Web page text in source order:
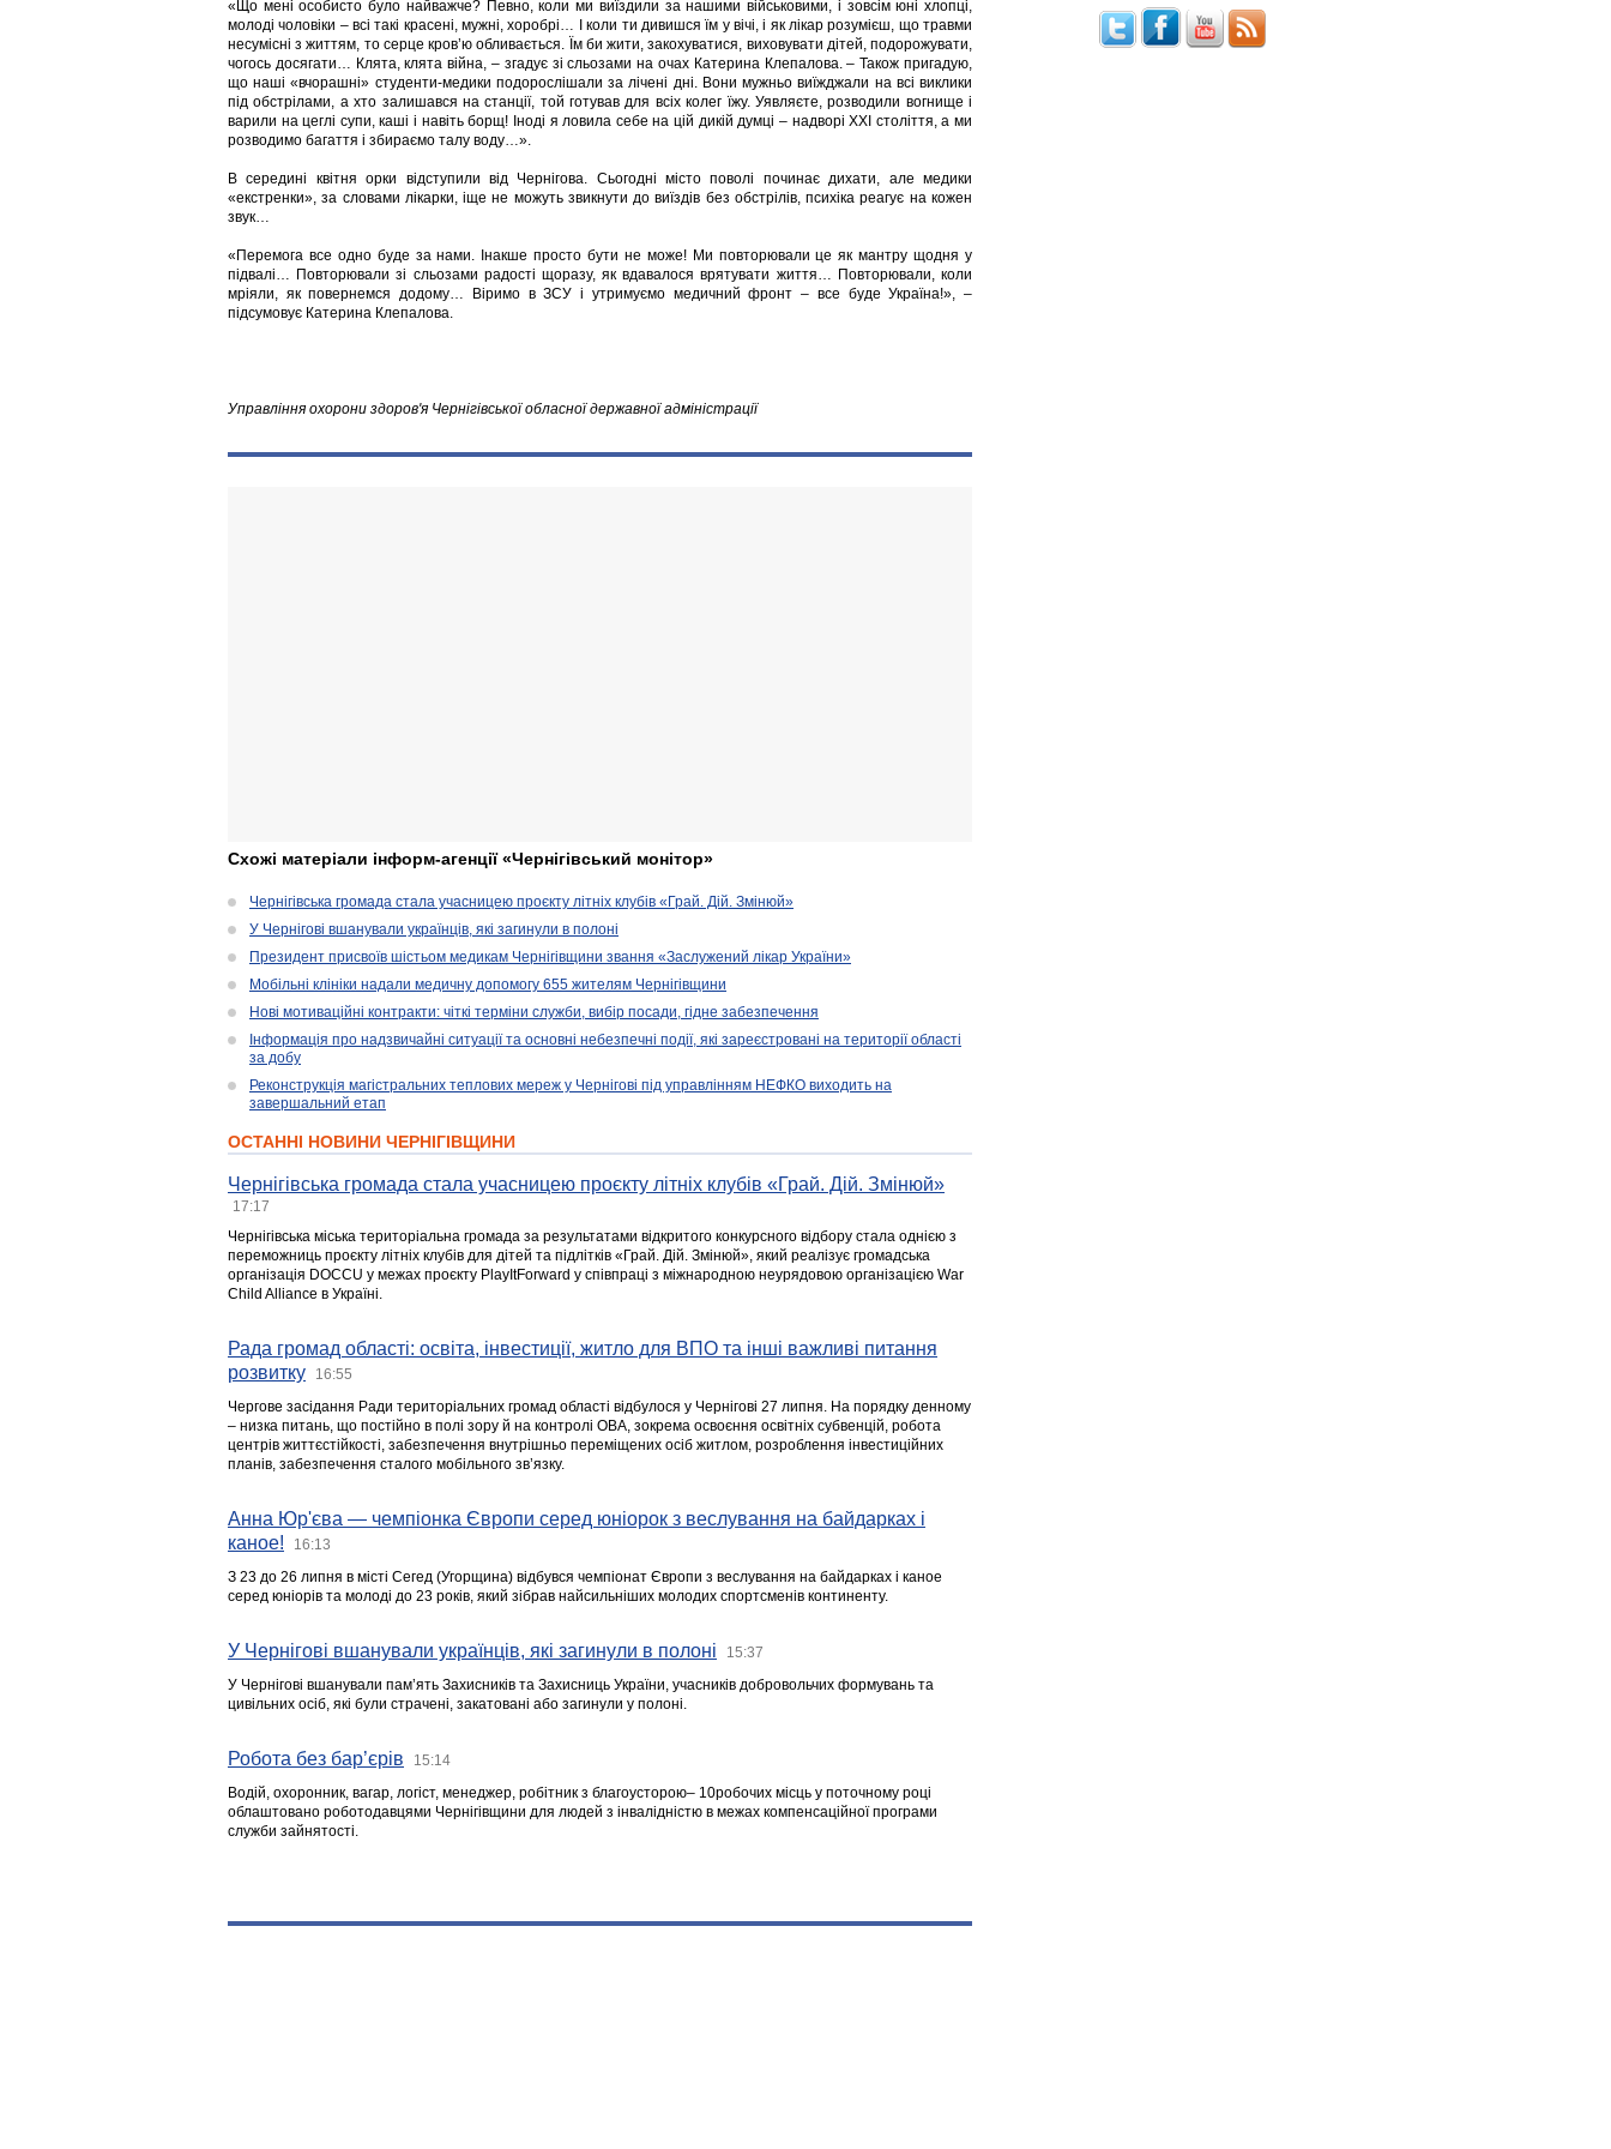
«Що мені особисто було найважче? Певно, коли ми виїздили за нашими військовими, і зовсім юні хлопці,
молоді чоловіки – всі такі красені, мужні, хоробрі… І коли ти дивишся їм у вічі, і як лікар розумієш, що травми
несумісні з життям, то серце кров’ю обливається. Їм би жити, закохуватися, виховувати дітей, подорожувати,
чогось досягати… Клята, клята війна, – згадує зі сльозами на очах Катерина Клепалова. – Також пригадую,
що наші «вчорашні» студенти-медики подорослішали за лічені дні. Вони мужньо виїжджали на всі виклики
під обстрілами, а хто залишався на станції, той готував для всіх колег їжу. Уявляєте, розводили вогнище і
варили на цеглі супи, каші і навіть борщ! Іноді я ловила себе на цій дикій думці – надворі ХХІ століття, а ми
розводимо багаття і збираємо талу воду…».
В середині квітня орки відступили від Чернігова. Сьогодні місто поволі починає дихати, але медики
«екстренки», за словами лікарки, іще не можуть звикнути до виїздів без обстрілів, психіка реагує на кожен
звук…
«Перемога все одно буде за нами. Інакше просто бути не може! Ми повторювали це як мантру щодня у
підвалі… Повторювали зі сльозами радості щоразу, як вдавалося врятувати життя… Повторювали, коли
мріяли, як повернемся додому… Віримо в ЗСУ і утримуємо медичний фронт – все буде Україна!», –
підсумовує Катерина Клепалова.
Управління охорони здоров'я Чернігівської обласної державної адміністрації
Схожі матеріали інформ-агенції «Чернігівський монітор»
Чернігівська громада стала учасницею проєкту літніх клубів «Грай. Дій. Змінюй»
У Чернігові вшанували українців, які загинули в полоні
Президент присвоїв шістьом медикам Чернігівщини звання «Заслужений лікар України»
Мобільні клініки надали медичну допомогу 655 жителям Чернігівщини
Нові мотиваційні контракти: чіткі терміни служби, вибір посади, гідне забезпечення
Інформація про надзвичайні ситуації та основні небезпечні події, які зареєстровані на території області
за добу
Реконструкція магістральних теплових мереж у Чернігові під управлінням НЕФКО виходить на
завершальний етап
ОСТАННІ НОВИНИ ЧЕРНІГІВЩИНИ
Чернігівська громада стала учасницею проєкту літніх клубів «Грай. Дій. Змінюй»
17:17
Чернігівська міська територіальна громада за результатами відкритого конкурсного відбору стала однією з
переможниць проєкту літніх клубів для дітей та підлітків «Грай. Дій. Змінюй», який реалізує громадська
організація DOCCU у межах проєкту PlayItForward у співпраці з міжнародною неурядовою організацією War
Child Alliance в Україні.
Рада громад області: освіта, інвестиції, житло для ВПО та інші важливі питання
розвитку
16:55
Чергове засідання Ради територіальних громад області відбулося у Чернігові 27 липня. На порядку денному
– низка питань, що постійно в полі зору й на контролі ОВА, зокрема освоєння освітніх субвенцій, робота
центрів життєстійкості, забезпечення внутрішньо переміщених осіб житлом, розроблення інвестиційних
планів, забезпечення сталого мобільного зв’язку.
Анна Юр'єва — чемпіонка Європи серед юніорок з веслування на байдарках і
каное!
16:13
З 23 до 26 липня в місті Сегед (Угорщина) відбувся чемпіонат Європи з веслування на байдарках і каное
серед юніорів та молоді до 23 років, який зібрав найсильніших молодих спортсменів континенту.
У Чернігові вшанували українців, які загинули в полоні 15:37
У Чернігові вшанували пам’ять Захисників та Захисниць України, учасників добровольчих формувань та
цивільних осіб, які були страчені, закатовані або загинули у полоні.
Робота без бар’єрів 15:14
Водій, охоронник, вагар, логіст, менеджер, робітник з благоусторою– 10робочих місць у поточному році
облаштовано роботодавцями Чернігівщини для людей з інвалідністю в межах компенсаційної програми
служби зайнятості.